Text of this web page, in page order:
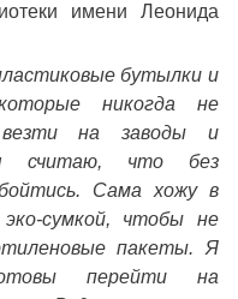
имени Леонида
бутылки и
никогда не
на заводы и
считаю, что без
Сама хожу в
сумкой, чтобы не
пакеты. Я
перейти на